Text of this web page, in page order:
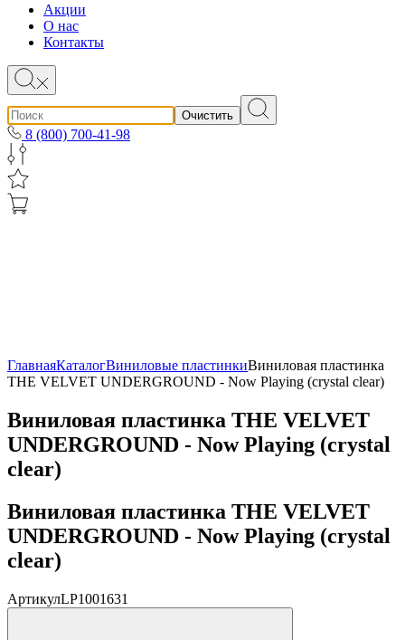
Акции
О нас
Контакты
Очистить
8 (800) 700-41-98
ГлавнаяКаталогВиниловые пластинкиВиниловая пластинка
THE VELVET UNDERGROUND - Now Playing (crystal clear)
Виниловая пластинка THE VELVET
UNDERGROUND - Now Playing (crystal
clear)
Виниловая пластинка THE VELVET
UNDERGROUND - Now Playing (crystal
clear)
АртикулLP1001631